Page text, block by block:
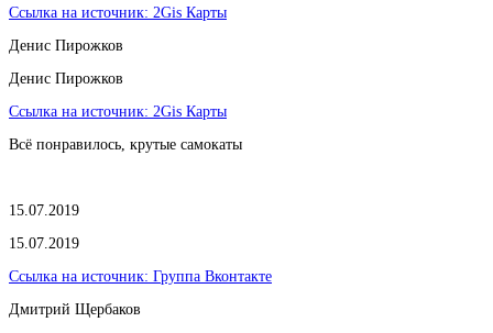
Ссылка на источник: 2Gis Карты
​Денис Пирожков
​Денис Пирожков
Ссылка на источник: 2Gis Карты
Всё понравилось, крутые самокаты
15.07.2019
15.07.2019
Ссылка на источник: Группа Вконтакте
Дмитрий Щербаков